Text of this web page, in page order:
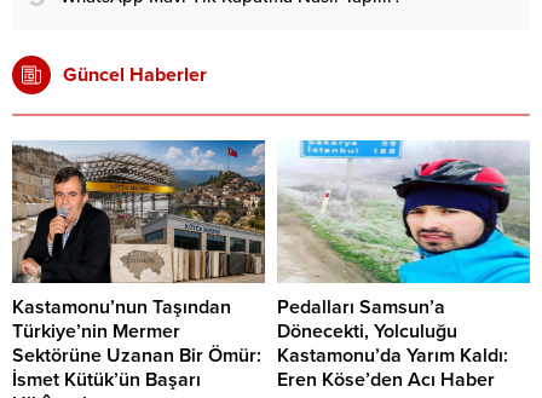
Güncel Haberler
Kastamonu’nun Taşından
Türkiye’nin Mermer
Sektörüne Uzanan Bir Ömür:
İsmet Kütük’ün Başarı
Pedalları Samsun’a
Dönecekti, Yolculuğu
Kastamonu’da Yarım Kaldı:
Eren Köse’den Acı Haber